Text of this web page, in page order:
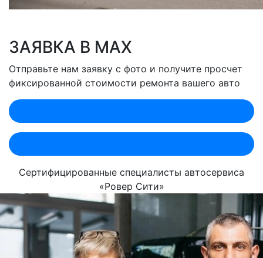
ЗАЯВКА В MAX
Отправьте нам заявку с фото и получите просчет
фиксированной стоимости ремонта вашего авто
Сертифицированные специалисты автосервиса
«Ровер Сити»